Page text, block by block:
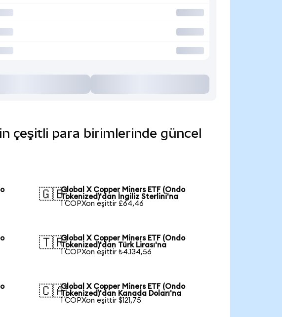
çeşitli para birimlerinde güncel
🇬🇧Global X Copper Miners ETF (Ondo
Tokenized)'dan İngiliz Sterlini'na
1 COPXon eşittir £64,46
🇹🇷Global X Copper Miners ETF (Ondo
Tokenized)'dan Türk Lirası'na
1 COPXon eşittir ₺4.134,56
🇨🇦Global X Copper Miners ETF (Ondo
Tokenized)'dan Kanada Doları'na
1 COPXon eşittir $121,75